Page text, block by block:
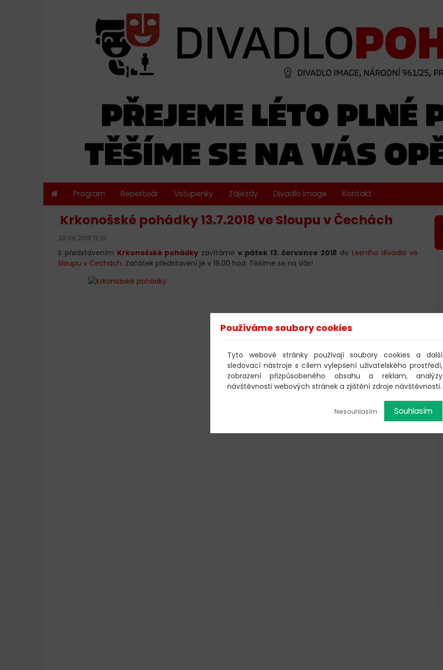
Program Repertoár Vstupenky Zájezdy Divadlo Image Kontakt
Krkonošské pohádky 13.7.2018 ve Sloupu v Čechách
20.06.2018 12:10
S představením Krkonošské pohádky zavítáme v pátek 13. července 2018 do Lesního divadla ve
Sloupu v Čechách. Začátek představení je v 19.00 hod. Těšíme se na Vás!
Používáme soubory cookies
Tyto webové stránky používají soubory cookies a další
sledovací nástroje s cílem vylepšení uživatelského prostředí,
zobrazení přizpůsobeného obsahu a reklam, analýzy
návštěvnosti webových stránek a zjištění zdroje návštěvnosti.
Nesouhlasím Souhlasím